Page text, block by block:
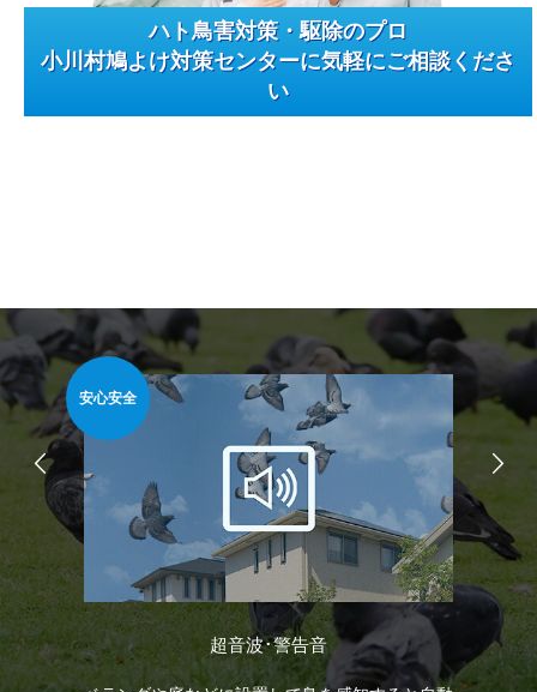
ハト鳥害対策・駆除のプロ
小川村鳩よけ対策センターに気軽にご相談くださ
い
安心安全
超音波･警告音